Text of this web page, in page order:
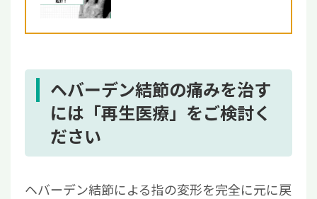
ヘバーデン結節の痛みを治す
には「再生医療」をご検討く
ださい
ヘバーデン結節による指の変形を完全に元に戻